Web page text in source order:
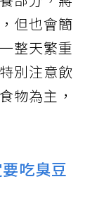
但也會簡
整天繁重
別注意飲
物為主，
吃臭豆